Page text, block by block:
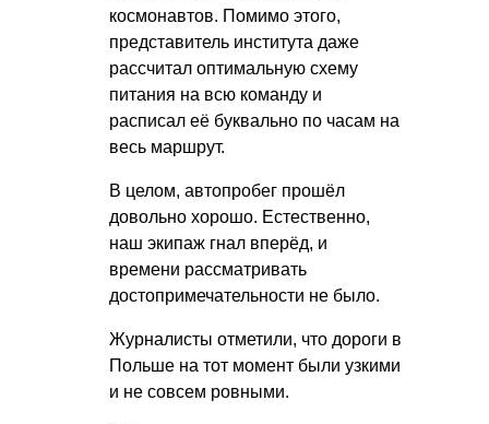
космонавтов. Помимо этого,
представитель института даже
рассчитал оптимальную схему
питания на всю команду и
расписал её буквально по часам на
весь маршрут.
В целом, автопробег прошёл
довольно хорошо. Естественно,
наш экипаж гнал вперёд, и
времени рассматривать
достопримечательности не было.
Журналисты отметили, что дороги в
Польше на тот момент были узкими
и не совсем ровными.